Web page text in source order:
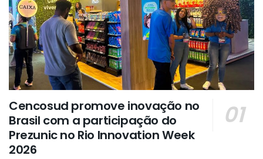
Cencosud promove inovação no
Brasil com a participação do
Prezunic no Rio Innovation Week
2026